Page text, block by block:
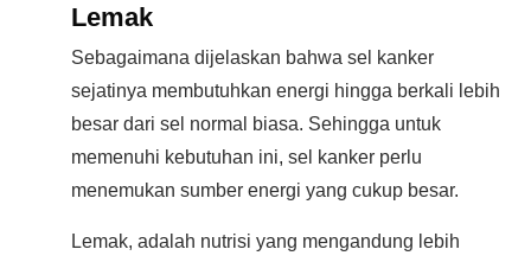
Lemak
Sebagaimana dijelaskan bahwa sel kanker
sejatinya membutuhkan energi hingga berkali lebih
besar dari sel normal biasa. Sehingga untuk
memenuhi kebutuhan ini, sel kanker perlu
menemukan sumber energi yang cukup besar.
Lemak, adalah nutrisi yang mengandung lebih